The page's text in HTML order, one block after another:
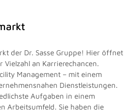
der Dr. Sasse Gruppe! Hier öffnet
Vielzahl an Karrierechancen.
Management – mit einem
Dienstleistungen.
Aufgaben in einem
Arbeitsumfeld. Sie haben die